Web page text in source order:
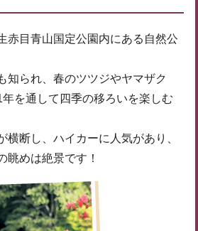
赤目青山国定公園内にある自然公
知られ、春のツツジやヤマザク
を通して四季の移ろいを楽しむ
横断し、ハイカーに人気があり、
眺めは絶景です！